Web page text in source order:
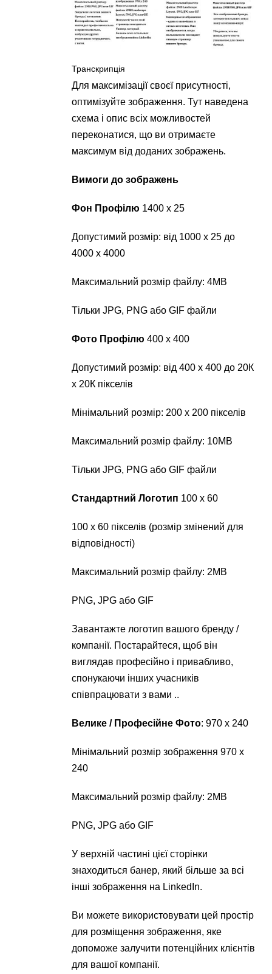
Транскрипція
Для максимізації своєї присутності,
оптимізуйте зображення. Тут наведена
схема і опис всіх можливостей
переконатися, що ви отримаєте
максимум від доданих зображень.
Вимоги до зображень
Фон Профілю 1400 х 25
Допустимий розмір: від 1000 х 25 до
4000 х 4000
Максимальний розмір файлу: 4MB
Тільки JPG, PNG або GIF файли
Фото Профілю 400 х 400
Допустимий розмір: від 400 х 400 до 20К
х 20К пікселів
Мінімальний розмір: 200 х 200 пікселів
Максимальний розмір файлу: 10MB
Тільки JPG, PNG або GIF файли
Стандартний Логотип 100 х 60
100 х 60 пікселів (розмір змінений для
відповідності)
Максимальний розмір файлу: 2MB
PNG, JPG або GIF
Завантажте логотип вашого бренду /
компанії. Постарайтеся, щоб він
виглядав професійно і привабливо,
спонукаючи інших учасників
співпрацювати з вами ..
Велике / Професійне Фото: 970 х 240
Мінімальний розмір зображення 970 х
240
Максимальний розмір файлу: 2MB
PNG, JPG або GIF
У верхній частині цієї сторінки
знаходиться банер, який більше за всі
інші зображення на LinkedIn.
Ви можете використовувати цей простір
для розміщення зображення, яке
допоможе залучити потенційних клієнтів
для вашої компанії.